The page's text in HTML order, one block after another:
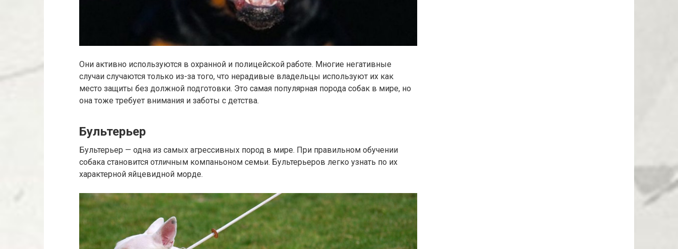
Они активно используются в охранной и полицейской работе. Многие негативные
случаи случаются только из-за того, что нерадивые владельцы используют их как
место защиты без должной подготовки. Это самая популярная порода собак в мире, но
она тоже требует внимания и заботы с детства.
Бультерьер
Бультерьер — одна из самых агрессивных пород в мире. При правильном обучении
собака становится отличным компаньоном семьи. Бультерьеров легко узнать по их
характерной яйцевидной морде.